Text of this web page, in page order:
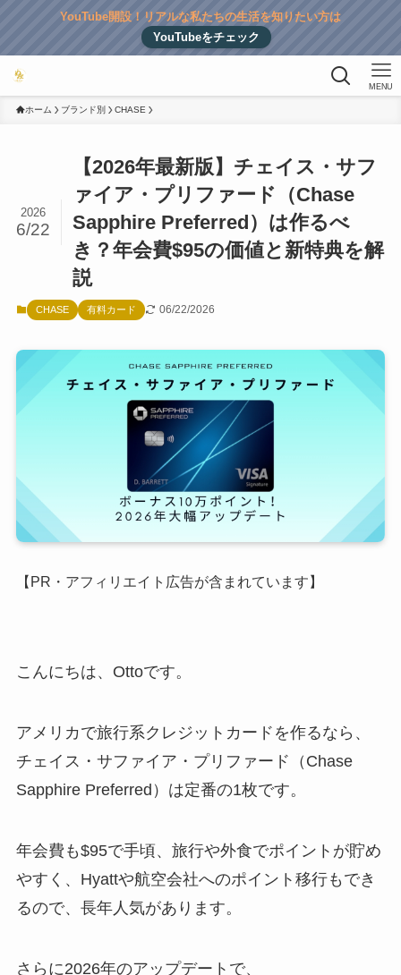
YouTube開設！リアルな私たちの生活を知りたい方は
YouTubeをチェック
MENU
ホーム ブランド別 CHASE
【2026年最新版】チェイス・サフ
ァイア・プリファード（Chase
Sapphire Preferred）は作るべ
き？年会費$95の価値と新特典を解
説
2026
6/22
CHASE 有料カード 06/22/2026
【PR・アフィリエイト広告が含まれています】
こんにちは、Ottoです。
アメリカで旅行系クレジットカードを作るなら、
チェイス・サファイア・プリファード（Chase
Sapphire Preferred）は定番の1枚です。
年会費も$95で手頃、旅行や外食でポイントが貯め
やすく、Hyattや航空会社へのポイント移行もでき
るので、長年人気があります。
さらに2026年のアップデートで、